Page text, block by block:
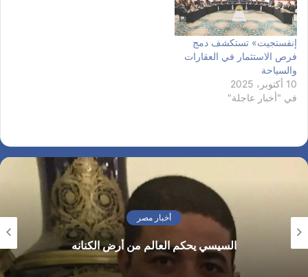
إنفستجيت» تستكشف دمج
فرص الاستثمار في العقارات
والسياحة
10 أكتوبر، 2025
في "أخبار عاجلة"
أخبار مصر
السيسي يحكم العالم من أرض الكنانه